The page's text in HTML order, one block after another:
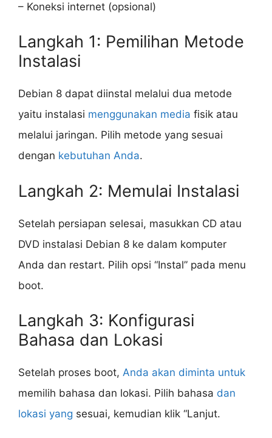
– Koneksi internet (opsional)
Langkah 1: Pemilihan Metode
Instalasi
Debian 8 dapat diinstal melalui dua metode
yaitu instalasi menggunakan media fisik atau
melalui jaringan. Pilih metode yang sesuai
dengan kebutuhan Anda.
Langkah 2: Memulai Instalasi
Setelah persiapan selesai, masukkan CD atau
DVD instalasi Debian 8 ke dalam komputer
Anda dan restart. Pilih opsi “Instal” pada menu
boot.
Langkah 3: Konfigurasi
Bahasa dan Lokasi
Setelah proses boot, Anda akan diminta untuk
memilih bahasa dan lokasi. Pilih bahasa dan
lokasi yang sesuai, kemudian klik “Lanjut.